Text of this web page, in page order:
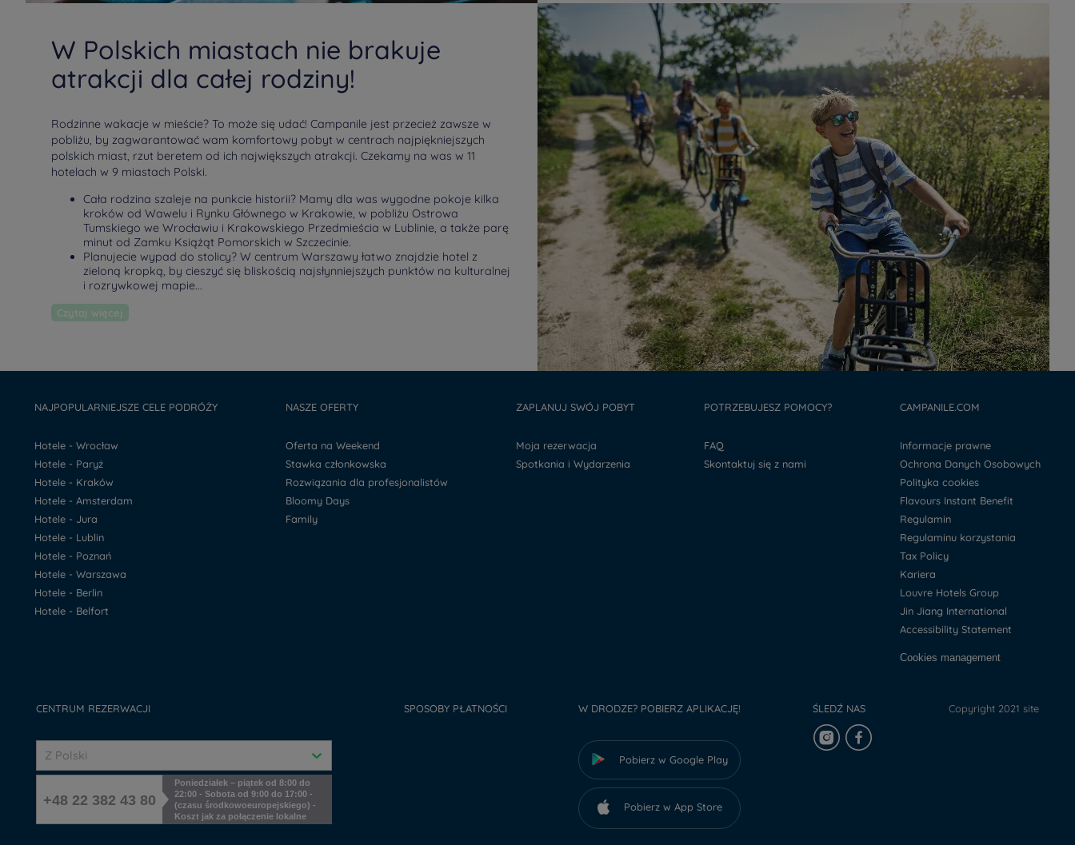
W Polskich miastach nie brakuje
atrakcji dla całej rodziny!
Rodzinne wakacje w mieście? To może się udać! Campanile jest przecież zawsze w
pobliżu, by zagwarantować wam komfortowy pobyt w centrach najpiękniejszych
polskich miast, rzut beretem od ich największych atrakcji. Czekamy na was w 11
hotelach w 9 miastach Polski.
Cała rodzina szaleje na punkcie historii? Mamy dla was wygodne pokoje kilka
kroków od Wawelu i Rynku Głównego w Krakowie, w pobliżu Ostrowa
Tumskiego we Wrocławiu i Krakowskiego Przedmieścia w Lublinie, a także parę
minut od Zamku Książąt Pomorskich w Szczecinie.
Planujecie wypad do stolicy? W centrum Warszawy łatwo znajdzie hotel z
zieloną kropką, by cieszyć się bliskością najsłynniejszych punktów na kulturalnej
i rozrywkowej mapie...
Czytaj więcej
NAJPOPULARNIEJSZE CELE PODRÓŻY
Hotele - Wrocław
Hotele - Paryż
Hotele - Kraków
Hotele - Amsterdam
Hotele - Jura
Hotele - Lublin
Hotele - Poznań
Hotele - Warszawa
Hotele - Berlin
Hotele - Belfort
NASZE OFERTY
Oferta na Weekend
Stawka członkowska
Rozwiązania dla profesjonalistów
Bloomy Days
Family
ZAPLANUJ SWÓJ POBYT
Moja rezerwacja
Spotkania i Wydarzenia
POTRZEBUJESZ POMOCY?
FAQ
Skontaktuj się z nami
CAMPANILE.COM
Informacje prawne
Ochrona Danych Osobowych
Polityka cookies
Flavours Instant Benefit
Regulamin
Regulaminu korzystania
Tax Policy
Kariera
Louvre Hotels Group
Jin Jiang International
Accessibility Statement
Cookies management
CENTRUM REZERWACJI
Z Polski
+48 22 382 43 80
Poniedziałek – piątek od 8:00 do
22:00 - Sobota od 9:00 do 17:00 -
(czasu środkowoeuropejskiego) -
Koszt jak za połączenie lokalne
SPOSOBY PŁATNOŚCI W DRODZE? POBIERZ APLIKACJĘ!
Pobierz w Google Play
Pobierz w App Store
ŚLEDŹ NAS Copyright 2021 site